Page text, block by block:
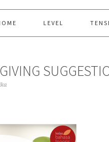
LEVEL